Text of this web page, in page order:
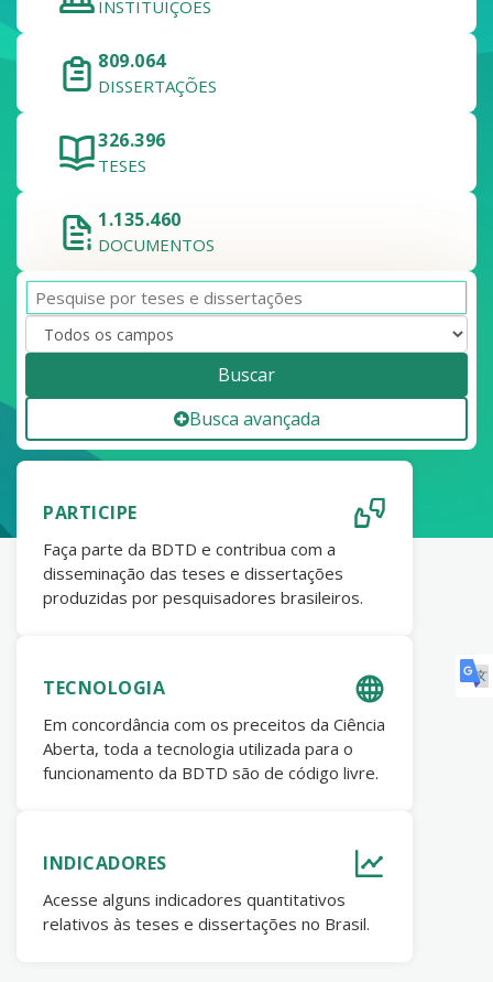
INSTITUIÇÕES
809.064
DISSERTAÇÕES
326.396
TESES
1.135.460
DOCUMENTOS
Buscar
Busca avançada
PARTICIPE
Faça parte da BDTD e contribua com a
disseminação das teses e dissertações
produzidas por pesquisadores brasileiros.
TECNOLOGIA
Em concordância com os preceitos da Ciência
Aberta, toda a tecnologia utilizada para o
funcionamento da BDTD são de código livre.
INDICADORES
Acesse alguns indicadores quantitativos
relativos às teses e dissertações no Brasil.